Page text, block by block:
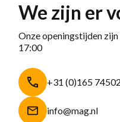
We zijn er
Onze openingstijden
17:00
+31 (0)165
info@mag.nl